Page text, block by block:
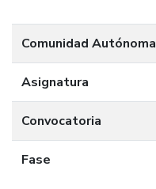
Comunidad Autónoma
Asignatura
Convocatoria
Fase